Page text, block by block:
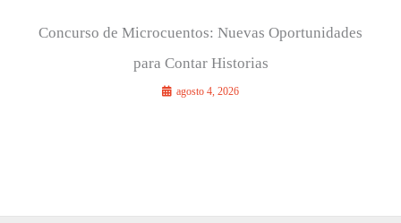
Concurso de Microcuentos: Nuevas Oportunidades
para Contar Historias
agosto 4, 2026